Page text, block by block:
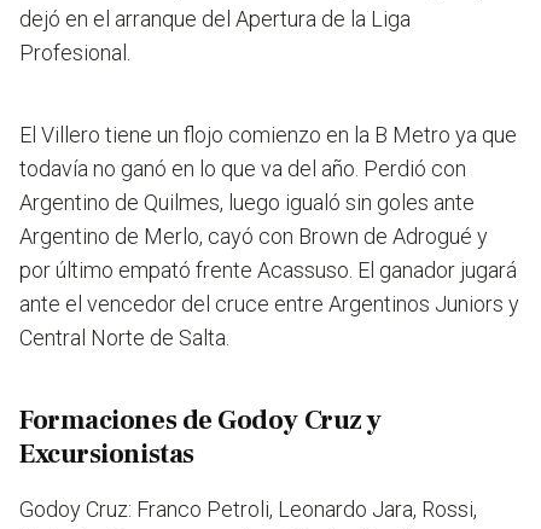
dejó en el arranque del Apertura de la Liga
Profesional.
El Villero tiene un flojo comienzo en la B Metro ya que
todavía no ganó en lo que va del año. Perdió con
Argentino de Quilmes, luego igualó sin goles ante
Argentino de Merlo, cayó con Brown de Adrogué y
por último empató frente Acassuso. El ganador jugará
ante el vencedor del cruce entre Argentinos Juniors y
Central Norte de Salta.
Formaciones de Godoy Cruz y
Excursionistas
Godoy Cruz: Franco Petroli, Leonardo Jara, Rossi,